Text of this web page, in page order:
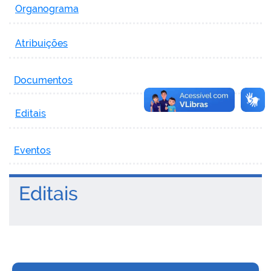
Organograma
Atribuições
Documentos
Editais
Eventos
Editais